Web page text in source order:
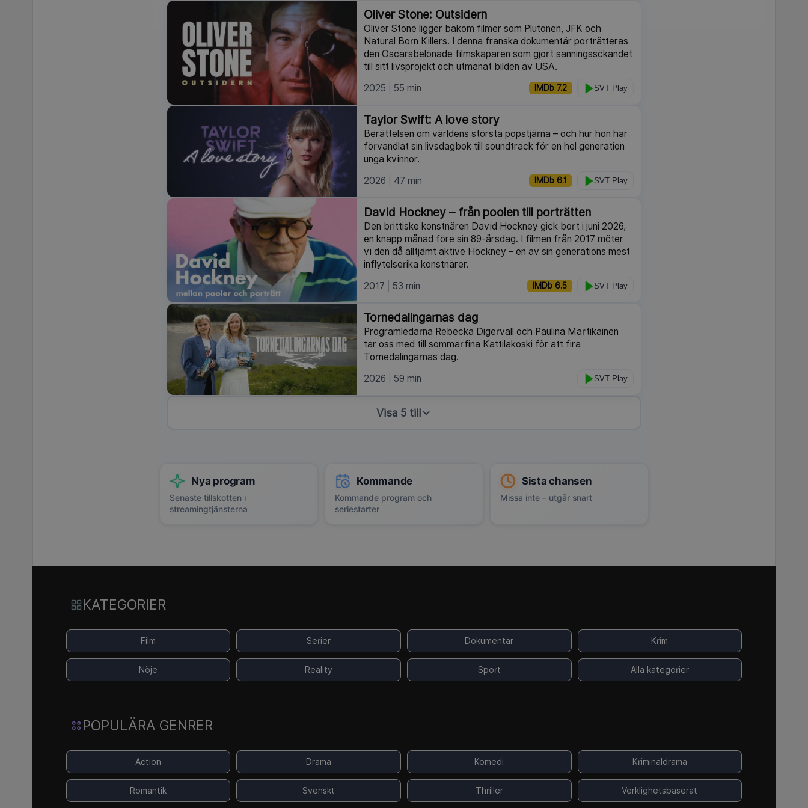
Oliver Stone: Outsidern
Oliver Stone ligger bakom filmer som Plutonen, JFK och
Natural Born Killers. I denna franska dokumentär porträtteras
den Oscarsbelönade filmskaparen som gjort sanningssökandet
till sitt livsprojekt och utmanat bilden av USA.
2025
55 min IMDb 7.2 SVT Play
Taylor Swift: A love story
Berättelsen om världens största popstjärna – och hur hon har
förvandlat sin livsdagbok till soundtrack för en hel generation
unga kvinnor.
2026
47 min IMDb 6.1 SVT Play
David Hockney – från poolen till porträtten
Den brittiske konstnären David Hockney gick bort i juni 2026,
en knapp månad före sin 89-årsdag. I filmen från 2017 möter
vi den då alltjämt aktive Hockney – en av sin generations mest
inflytelserika konstnärer.
2017
53 min IMDb 6.5 SVT Play
Tornedalingarnas dag
Programledarna Rebecka Digervall och Paulina Martikainen
tar oss med till sommarfina Kattilakoski för att fira
Tornedalingarnas dag.
2026
59 min SVT Play
Visa 5 till
Nya program
Senaste tillskotten i
streamingtjänsterna
Kommande
Kommande program och
seriestarter
Sista chansen
Missa inte – utgår snart
KATEGORIER
Film Serier Dokumentär Krim
Nöje Reality Sport Alla kategorier
POPULÄRA GENRER
Action Drama Komedi Kriminaldrama
Romantik Svenskt Thriller Verklighetsbaserat